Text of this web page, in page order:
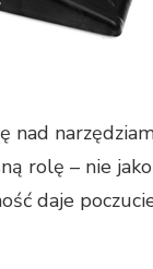
rolę – nie
daje